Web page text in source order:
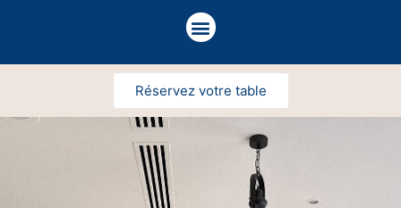
Réservez votre table